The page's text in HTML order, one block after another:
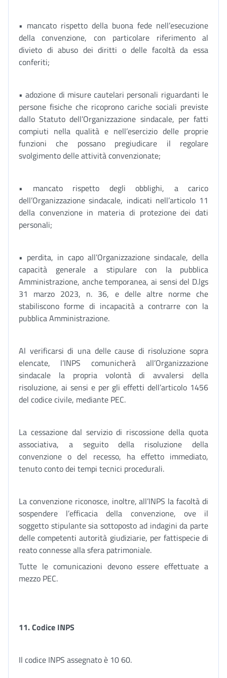
• mancato rispetto della buona fede nell’esecuzione
della convenzione, con particolare riferimento al
divieto di abuso dei diritti o delle facoltà da essa
conferiti;
• adozione di misure cautelari personali riguardanti le
persone fisiche che ricoprono cariche sociali previste
dallo Statuto dell’Organizzazione sindacale, per fatti
compiuti nella qualità e nell’esercizio delle proprie
funzioni che possano pregiudicare il regolare
svolgimento delle attività convenzionate;
• mancato rispetto degli obblighi, a carico
dell’Organizzazione sindacale, indicati nell’articolo 11
della convenzione in materia di protezione dei dati
personali;
• perdita, in capo all’Organizzazione sindacale, della
capacità generale a stipulare con la pubblica
Amministrazione, anche temporanea, ai sensi del D.lgs
31 marzo 2023, n. 36, e delle altre norme che
stabiliscono forme di incapacità a contrarre con la
pubblica Amministrazione.
Al verificarsi di una delle cause di risoluzione sopra
elencate, l’INPS comunicherà all’Organizzazione
sindacale la propria volontà di avvalersi della
risoluzione, ai sensi e per gli effetti dell’articolo 1456
del codice civile, mediante PEC.
La cessazione dal servizio di riscossione della quota
associativa, a seguito della risoluzione della
convenzione o del recesso, ha effetto immediato,
tenuto conto dei tempi tecnici procedurali.
La convenzione riconosce, inoltre, all’INPS la facoltà di
sospendere l’efficacia della convenzione, ove il
soggetto stipulante sia sottoposto ad indagini da parte
delle competenti autorità giudiziarie, per fattispecie di
reato connesse alla sfera patrimoniale.
Tutte le comunicazioni devono essere effettuate a
mezzo PEC.
11. Codice INPS
Il codice INPS assegnato è 10 60.